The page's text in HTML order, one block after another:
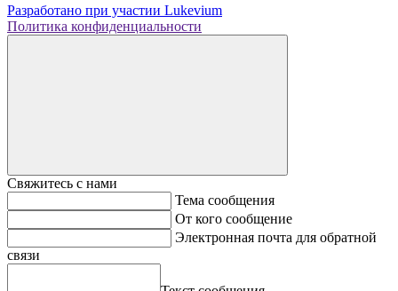
Разработано при участии Lukevium
Политика конфиденциальности
Свяжитесь с нами
Тема сообщения
От кого сообщение
Электронная почта для обратной
связи